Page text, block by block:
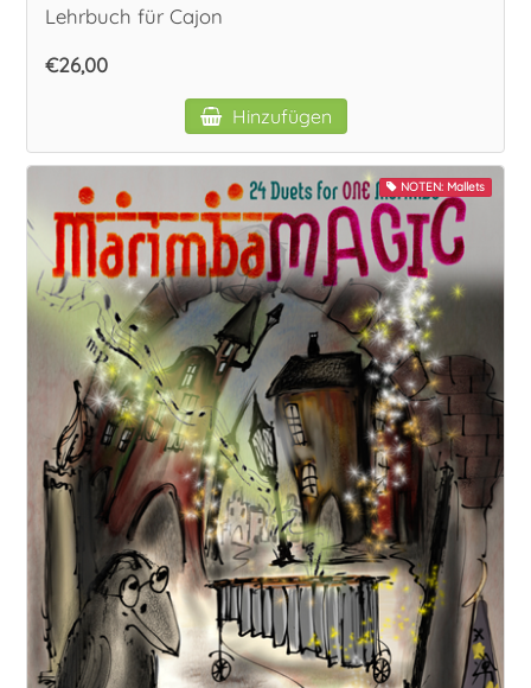
Lehrbuch für Cajon
€26,00
Hinzufügen
NOTEN: Mallets